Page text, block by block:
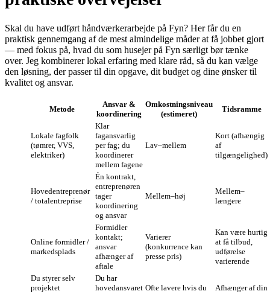
Skal du have udført håndværkerarbejde på Fyn? Her får du en
praktisk gennemgang af de mest almindelige måder at få jobbet gjort
— med fokus på, hvad du som husejer på Fyn særligt bør tænke
over. Jeg kombinerer lokal erfaring med klare råd, så du kan vælge
den løsning, der passer til din opgave, dit budget og dine ønsker til
kvalitet og ansvar.
Metode
Ansvar &
koordinering
Omkostningsniveau
(estimeret)
Tidsramme
Lokale fagfolk
(tømrer, VVS,
elektriker)
Klar
fagansvarlig
per fag; du
koordinerer
mellem fagene
Lav–mellem
Kort (afhængig
af
tilgængelighed)
Hovedentreprenør
/ totalentreprise
Én kontrakt,
entreprenøren
tager
koordinering
og ansvar
Mellem–høj
Mellem–
længere
Online formidler /
markedsplads
Formidler
kontakt;
ansvar
afhænger af
aftale
Varierer
(konkurrence kan
presse pris)
Kan være hurtig
at få tilbud,
udførelse
varierende
Du styrer selv
projektet
Du har
hovedansvaret Ofte lavere hvis du
Afhænger af din